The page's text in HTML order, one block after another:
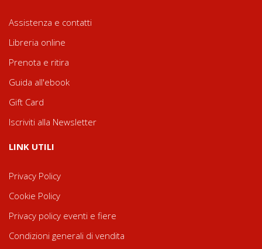
Assistenza e contatti
Libreria online
Prenota e ritira
Guida all'ebook
Gift Card
Iscriviti alla Newsletter
LINK UTILI
Privacy Policy
Cookie Policy
Privacy policy eventi e fiere
Condizioni generali di vendita